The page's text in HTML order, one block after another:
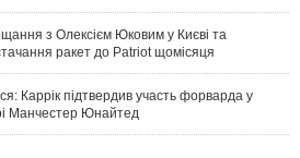
з Олексієм Юковим у Києві та
ракет до Patriot щомісяця
Каррік підтвердив участь форварда у
Манчестер Юнайтед